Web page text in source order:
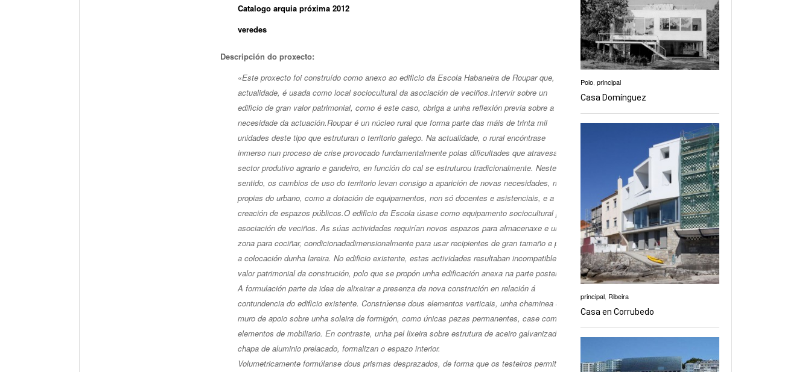
Catalogo arquia próxima 2012
veredes
Descripción do proxecto:
«Este proxecto foi construído como anexo ao edificio da Escola Habaneira de Roupar que, na
actualidade, é usada como local sociocultural da asociación de veciños.Intervir sobre un
edificio de gran valor patrimonial, como é este caso, obriga a unha reflexión previa sobre a
necesidade da actuación.Roupar é un núcleo rural que forma parte das máis de trinta mil
unidades deste tipo que estruturan o territorio galego. Na actualidade, o rural encóntrase
inmerso nun proceso de crise provocado fundamentalmente polas dificultades que atravesa o
sector produtivo agrario e gandeiro, en función do cal se estruturou tradicionalmente. Neste
sentido, os cambios de uso do territorio levan consigo a aparición de novas necesidades, máis
propias do urbano, como a dotación de equipamentos, non só docentes e asistenciais, e a
creación de espazos públicos.O edificio da Escola úsase como equipamento sociocultural pola
asociación de veciños. As súas actividades requirían novos espazos para almacenaxe e unha
zona para cociñar, condicionadadimensionalmente para usar recipientes de gran tamaño e para
a colocación dunha lareira. No edificio existente, estas actividades resultaban incompatibles co
valor patrimonial da construción, polo que se propón unha edificación anexa na parte posterior.
A formulación parte da idea de alixeirar a presenza da nova construción en relación á
contundencia do edificio existente. Constrúense dous elementos verticais, unha cheminea e un
muro de apoio sobre unha soleira de formigón, como únicas pezas permanentes, case como
elementos de mobiliario. En contraste, unha pel lixeira sobre estrutura de aceiro galvanizado e
chapa de aluminio prelacado, formalizan o espazo interior.
Volumetricamente formúlanse dous prismas desprazados, de forma que os testeiros permitan
Poio principal
Casa Domínguez
principal, Ribeira
Casa en Corrubedo